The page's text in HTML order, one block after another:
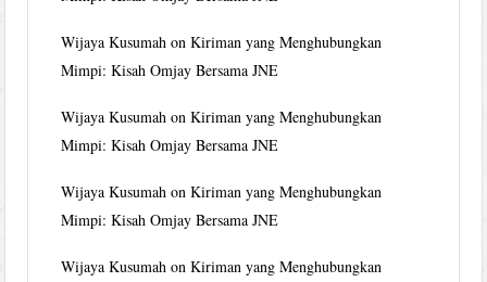
Wijaya Kusumah onKiriman yang Menghubungkan
Mimpi: Kisah Omjay Bersama JNE
Wijaya Kusumah onKiriman yang Menghubungkan
Mimpi: Kisah Omjay Bersama JNE
Wijaya Kusumah onKiriman yang Menghubungkan
Mimpi: Kisah Omjay Bersama JNE
Wijaya Kusumah onKiriman yang Menghubungkan